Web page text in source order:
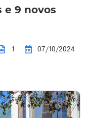
e 9 novos
1
07/10/2024